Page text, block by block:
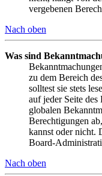
vergebenen
Nach oben
Was sind
zu dem Bereich
solltest sie stets
auf jeder Seite
globalen
Berechtigungen
kannst oder nicht.
Board-
Nach oben